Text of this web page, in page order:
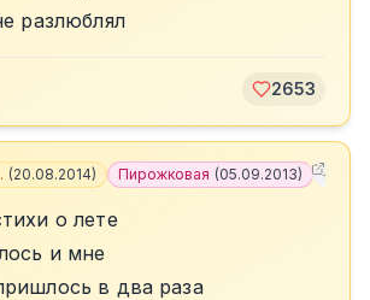
разлюблял
2653
(20.08.2014) Пирожковая (05.09.2013) +
о лете
и мне
в два раза